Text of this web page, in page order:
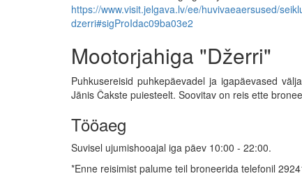
https://www.visit.jelgava.lv/ee/huvivaeaersused/
dzerri#sigProIdac09ba03e2
Mootorjahiga "Džerri"
Puhkusereisid puhkepäevadel ja igapäevased
Jānis Čakste puiesteelt. Soovitav on reis ette
Tööaeg
Suvisel ujumishooajal iga päev 10:00 - 22:00.
*Enne reisimist palume teil broneerida telefonil